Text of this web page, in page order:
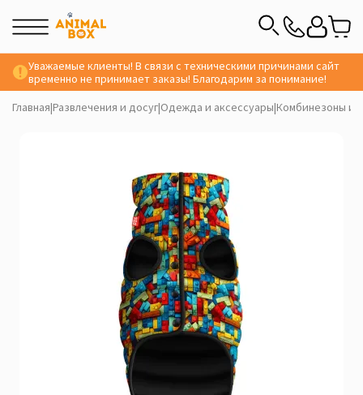
Уважаемые клиенты! В связи с техническими причинами сайт
временно не принимает заказы! Благодарим за понимание!
Главная|Развлечения и досуг|Одежда и аксессуары|Комбинезоны и